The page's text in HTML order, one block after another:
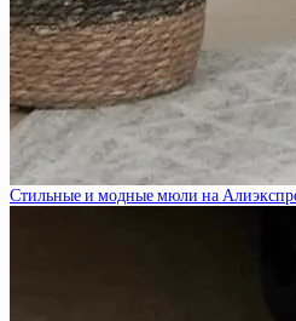
Стильные и модные мюли на